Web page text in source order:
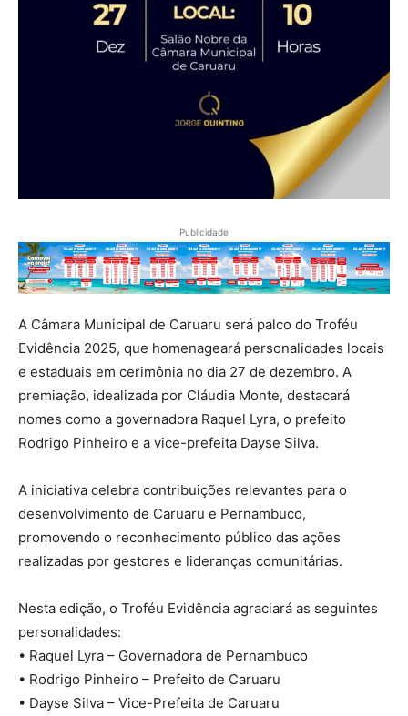
Publicidade
A Câmara Municipal de Caruaru será palco do Troféu
Evidência 2025, que homenageará personalidades locais
e estaduais em cerimônia no dia 27 de dezembro. A
premiação, idealizada por Cláudia Monte, destacará
nomes como a governadora Raquel Lyra, o prefeito
Rodrigo Pinheiro e a vice-prefeita Dayse Silva.
A iniciativa celebra contribuições relevantes para o
desenvolvimento de Caruaru e Pernambuco,
promovendo o reconhecimento público das ações
realizadas por gestores e lideranças comunitárias.
Nesta edição, o Troféu Evidência agraciará as seguintes
personalidades:
• Raquel Lyra – Governadora de Pernambuco
• Rodrigo Pinheiro – Prefeito de Caruaru
• Dayse Silva – Vice-Prefeita de Caruaru